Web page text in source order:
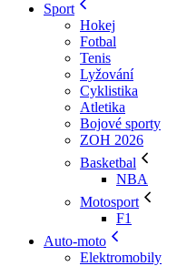
Sport
Hokej
Fotbal
Tenis
Lyžování
Cyklistika
Atletika
Bojové sporty
ZOH 2026
Basketbal
NBA
Motosport
F1
Auto-moto
Elektromobily